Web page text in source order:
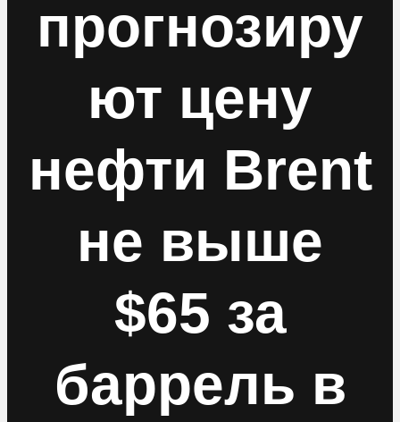
прогнозиру
ют цену
нефти Brent
не выше
$65 за
баррель в